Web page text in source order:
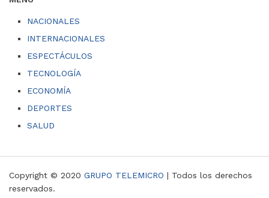
NACIONALES
INTERNACIONALES
ESPECTÁCULOS
TECNOLOGÍA
ECONOMÍA
DEPORTES
SALUD
Copyright © 2020 GRUPO TELEMICRO | Todos los derechos
reservados.